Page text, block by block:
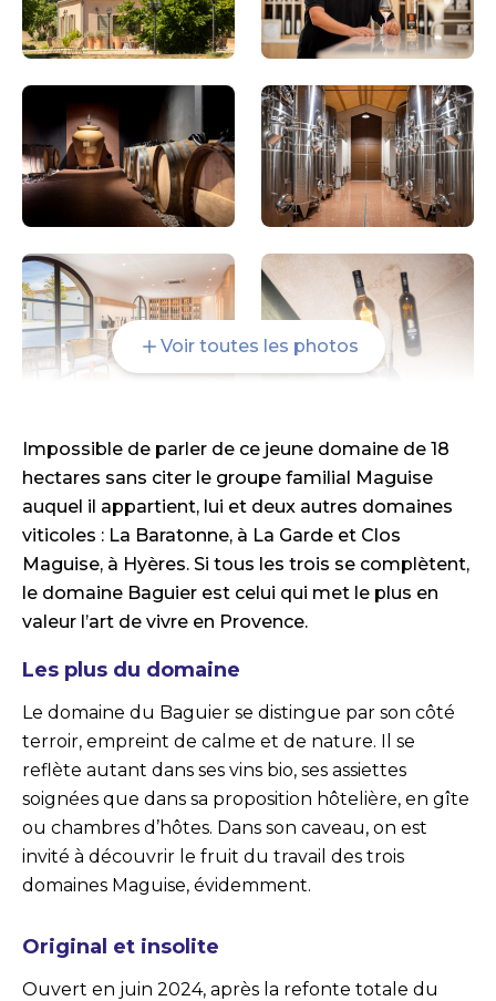
Voir toutes les photos
Impossible de parler de ce jeune domaine de 18
hectares sans citer le groupe familial Maguise
auquel il appartient, lui et deux autres domaines
viticoles : La Baratonne, à La Garde et Clos
Maguise, à Hyères. Si tous les trois se complètent,
le domaine Baguier est celui qui met le plus en
valeur l’art de vivre en Provence.
Les plus du domaine
Le domaine du Baguier se distingue par son côté
terroir, empreint de calme et de nature. Il se
reflète autant dans ses vins bio, ses assiettes
soignées que dans sa proposition hôtelière, en gîte
ou chambres d’hôtes. Dans son caveau, on est
invité à découvrir le fruit du travail des trois
domaines Maguise, évidemment.
Original et insolite
Ouvert en juin 2024, après la refonte totale du